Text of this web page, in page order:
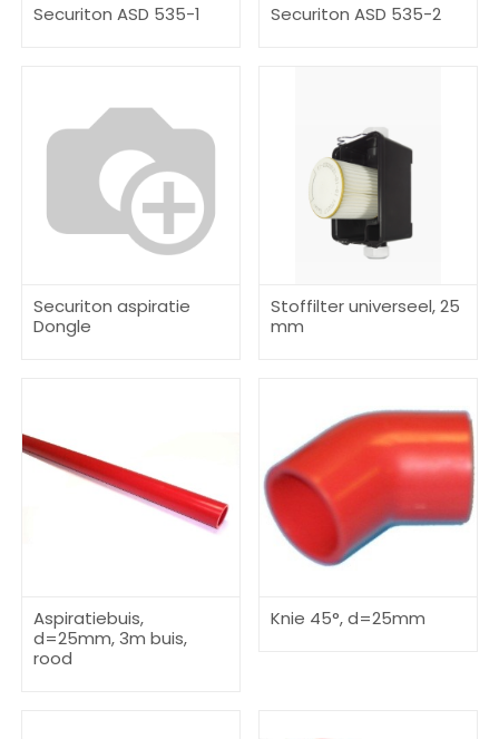
Securiton ASD 535-1 Securiton ASD 535-2
Securiton aspiratie
Dongle
Stoffilter universeel, 25
mm
Aspiratiebuis,
d=25mm, 3m buis,
rood
Knie 45°, d=25mm